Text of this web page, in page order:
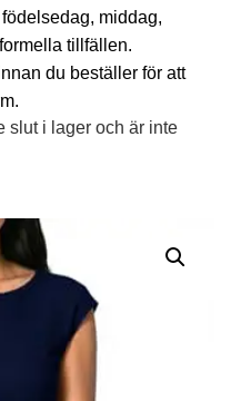
middag,
tillfällen.
du beställer för att
slut i lager och är inte